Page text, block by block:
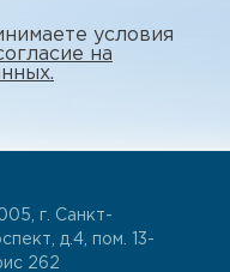
условия
на
г. Санкт-
д.4, пом. 13-
262